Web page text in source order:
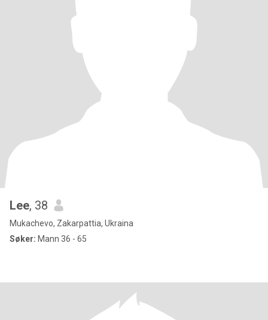
Lee, 38
Mukachevo, Zakarpattia, Ukraina
Søker: Mann 36 - 65